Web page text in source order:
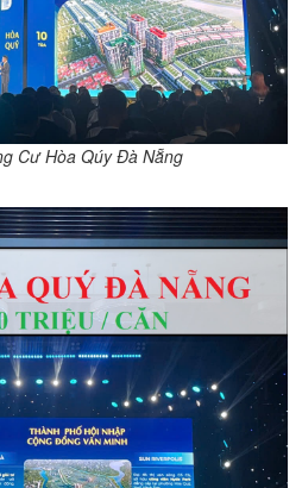
Cư Hòa Qúy Đà Nẵng